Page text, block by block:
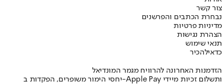
צור קשר
נבחרת הכתבים והפרשנים
מדיניות פרטיות
הצהרת נגישות
תנאי שימוש
כדאילהכיר
הזדמנות האחרונה להרוויח מגמר המונדיאל
יחסי הימור משופרים, הפקדות ב-Apple Pay ותשלום זכיות מיידי